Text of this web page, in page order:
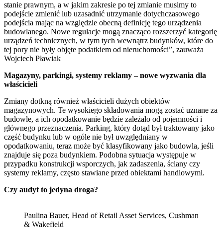
stanie prawnym, a w jakim zakresie po tej zmianie musimy to
podejście zmienić lub uzasadnić utrzymanie dotychczasowego
podejścia mając na względzie obecną definicję tego urządzenia
budowlanego. Nowe regulacje mogą znacząco rozszerzyć kategorię
urządzeń technicznych, w tym tych wewnątrz budynków, które do
tej pory nie były objęte podatkiem od nieruchomości”, zauważa
Wojciech Pławiak
Magazyny, parkingi, systemy reklamy – nowe wyzwania dla
właścicieli
Zmiany dotkną również właścicieli dużych obiektów
magazynowych. Te wysokiego składowania mogą zostać uznane za
budowle, a ich opodatkowanie będzie zależało od pojemności i
głównego przeznaczenia. Parking, który dotąd był traktowany jako
część budynku lub w ogóle nie był uwzględniany w
opodatkowaniu, teraz może być klasyfikowany jako budowla, jeśli
znajduje się poza budynkiem. Podobna sytuacja występuje w
przypadku konstrukcji wsporczych, jak zadaszenia, ściany czy
systemy reklamy, często stawiane przed obiektami handlowymi.
Czy audyt to jedyna droga?
Paulina Bauer, Head of Retail Asset Services, Cushman
& Wakefield